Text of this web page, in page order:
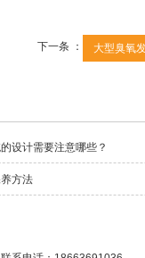
下一条 ： 大型臭氧
设计需要注意哪些？
方法